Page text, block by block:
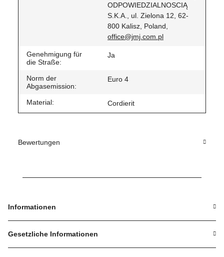
ODPOWIEDZIALNOSCIĄ
S.K.A., ul. Zielona 12, 62-
800 Kalisz, Poland,
office@jmj.com.pl
Genehmigung für
die Straße:
Ja
Norm der
Abgasemission:
Euro 4
Material: Cordierit
Bewertungen
Informationen
Gesetzliche Informationen